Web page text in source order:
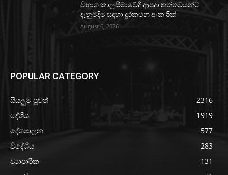
විභාග කාලසීමාවේදී ආපදා තත්ත්වයන්ට
දැනුම්දීම සඳහා දුරකථන අංක 5ක්
August 6, 2026
POPULAR CATEGORY
සියලුම පුවත්
2316
දේශීය
1919
දේශපාලන
577
විදේශීය
283
ව්‍යාපාරික
131